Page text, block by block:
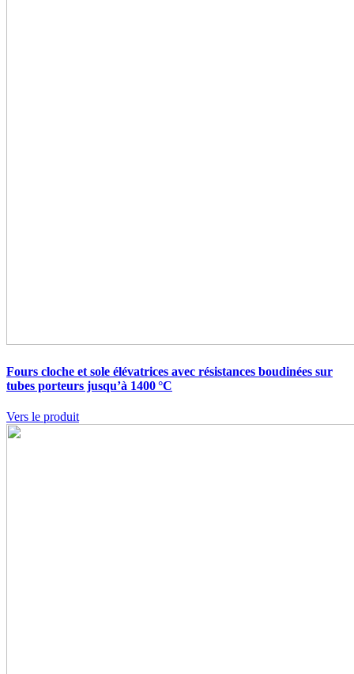
Fours cloche et sole élévatrices avec résistances boudinées sur
tubes porteurs jusqu’à 1400 °C
Vers le produit